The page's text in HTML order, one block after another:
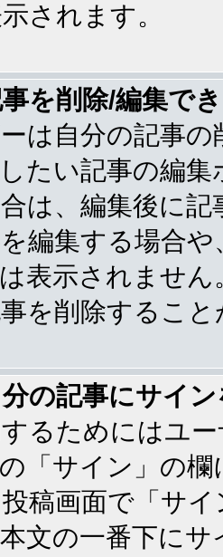
されます。
を削除/編集で
は自分の記事
たい記事の編
は、編集後に
編集する場合
表示されませ
を削除するこ
の記事にサイ
るためにはユ
「サイン」の
稿画面で「サ
文の一番下に